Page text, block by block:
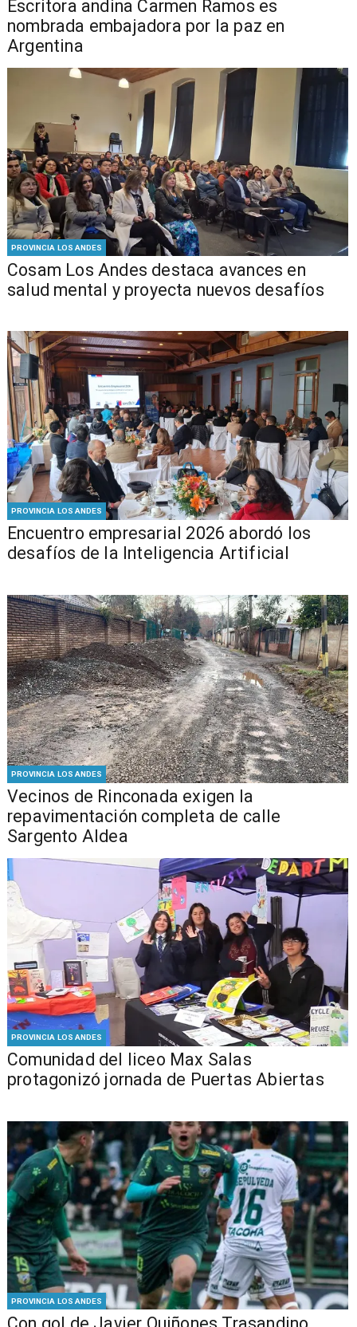
Escritora andina Carmen Ramos es
nombrada embajadora por la paz en
Argentina
PROVINCIA LOS ANDES
Cosam Los Andes destaca avances en
salud mental y proyecta nuevos desafíos
PROVINCIA LOS ANDES
Encuentro empresarial 2026 abordó los
desafíos de la Inteligencia Artificial
PROVINCIA LOS ANDES
Vecinos de Rinconada exigen la
repavimentación completa de calle
Sargento Aldea
PROVINCIA LOS ANDES
Comunidad del liceo Max Salas
protagonizó jornada de Puertas Abiertas
PROVINCIA LOS ANDES